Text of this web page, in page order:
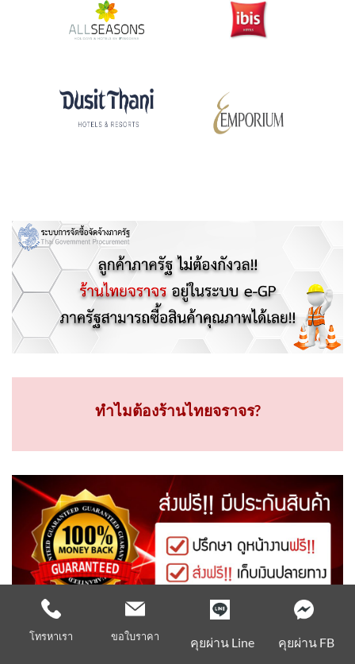
ทำไมต้องร้านไทยจราจร?
โทรหาเรา ขอใบราคา คุยผ่าน Line คุยผ่าน FB